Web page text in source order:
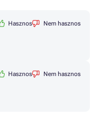
Hasznos Nem hasznos
Hasznos Nem hasznos